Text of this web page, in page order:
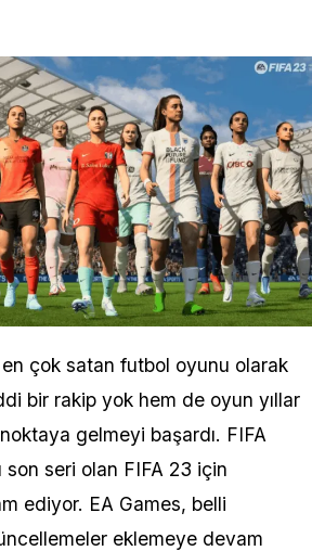
çok satan futbol oyunu olarak
bir rakip yok hem de oyun yıllar
gelmeyi başardı. FIFA
son seri olan FIFA 23 için
ediyor. EA Games, belli
eklemeye devam